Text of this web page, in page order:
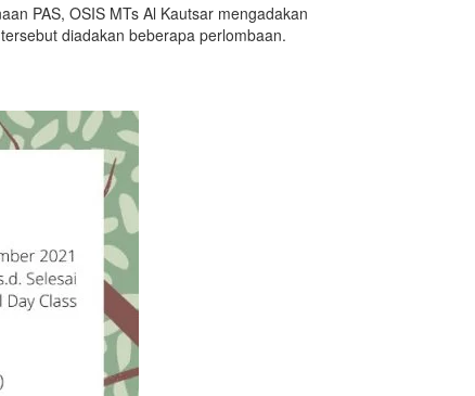
PAS, OSIS MTs Al Kautsar mengadakan
diadakan beberapa perlombaan.